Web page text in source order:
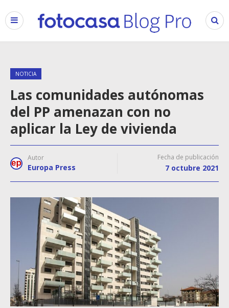
NOTICIA
Las comunidades autónomas
del PP amenazan con no
aplicar la Ley de vivienda
Autor
Europa Press
Fecha de publicación
7 octubre 2021